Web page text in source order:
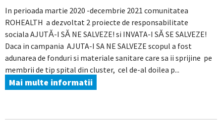
In perioada martie 2020 -decembrie 2021 comunitatea
ROHEALTH a dezvoltat 2 proiecte de responsabilitate
sociala AJUTĂ-I SĂ NE SALVEZE! si INVATA-I SĂ SE SALVEZE!
Daca in campania AJUTA-I SA NE SALVEZE scopul a fost
adunarea de fonduri si materiale sanitare care sa ii sprijine pe
membrii de tip spital din cluster, cel de-al doilea p...
Mai multe informatii